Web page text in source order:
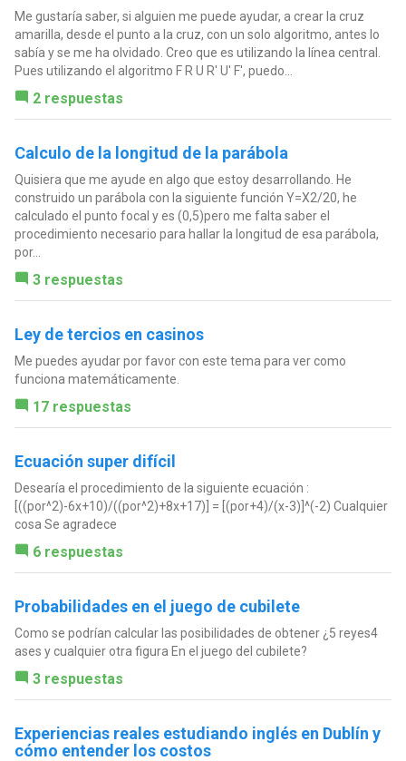
Me gustaría saber, si alguien me puede ayudar, a crear la cruz
amarilla, desde el punto a la cruz, con un solo algoritmo, antes lo
sabía y se me ha olvidado. Creo que es utilizando la línea central.
Pues utilizando el algoritmo F R U R' U' F', puedo...
2 respuestas
Calculo de la longitud de la parábola
Quisiera que me ayude en algo que estoy desarrollando. He
construido un parábola con la siguiente función Y=X2/20, he
calculado el punto focal y es (0,5)pero me falta saber el
procedimiento necesario para hallar la longitud de esa parábola,
por...
3 respuestas
Ley de tercios en casinos
Me puedes ayudar por favor con este tema para ver como
funciona matemáticamente.
17 respuestas
Ecuación super difícil
Desearía el procedimiento de la siguiente ecuación :
[((por^2)-6x+10)/((por^2)+8x+17)] = [(por+4)/(x-3)]^(-2) Cualquier
cosa Se agradece
6 respuestas
Probabilidades en el juego de cubilete
Como se podrían calcular las posibilidades de obtener ¿5 reyes4
ases y cualquier otra figura En el juego del cubilete?
3 respuestas
Experiencias reales estudiando inglés en Dublín y
cómo entender los costos